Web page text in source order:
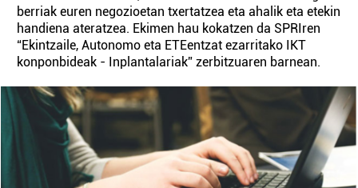
berriak euren negozioetan txertatzea eta ahalik eta etekin
handiena ateratzea. Ekimen hau kokatzen da SPRIren
“Ekintzaile, Autonomo eta ETEentzat ezarritako IKT
konponbideak - Inplantalariak” zerbitzuaren barnean.